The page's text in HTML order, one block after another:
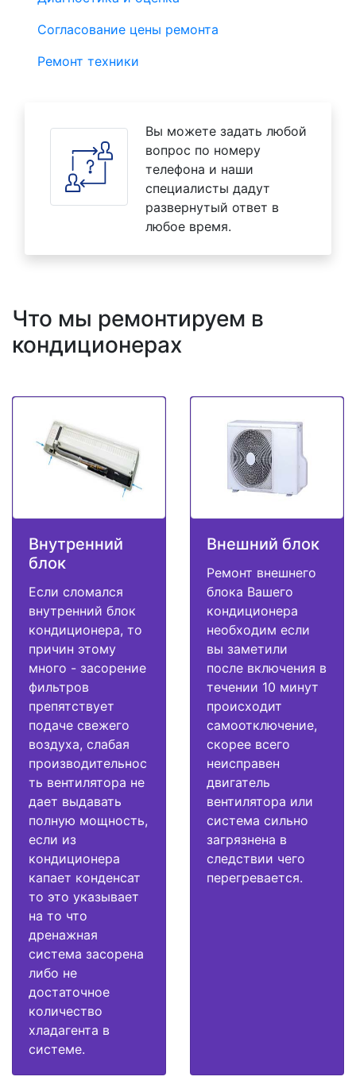
Согласование цены ремонта
Ремонт техники
Вы можете задать любой
вопрос по номеру
телефона и наши
специалисты дадут
развернутый ответ в
любое время.
Что мы ремонтируем в
кондиционерах
Внутренний
блок
Если сломался
внутренний блок
кондиционера, то
причин этому
много - засорение
фильтров
препятствует
подаче свежего
воздуха, слабая
производительнос
ть вентилятора не
дает выдавать
полную мощность,
если из
кондиционера
капает конденсат
то это указывает
на то что
дренажная
система засорена
либо не
достаточное
количество
хладагента в
системе.
Внешний блок
Ремонт внешнего
блока Вашего
кондиционера
необходим если
вы заметили
после включения в
течении 10 минут
происходит
самоотключение,
скорее всего
неисправен
двигатель
вентилятора или
система сильно
загрязнена в
следствии чего
перегревается.